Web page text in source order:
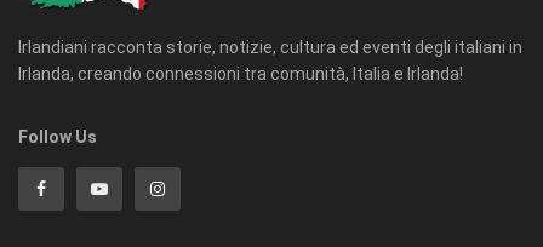
Irlandiani racconta storie, notizie, cultura ed eventi degli italiani in
Irlanda, creando connessioni tra comunità, Italia e Irlanda!
Follow Us